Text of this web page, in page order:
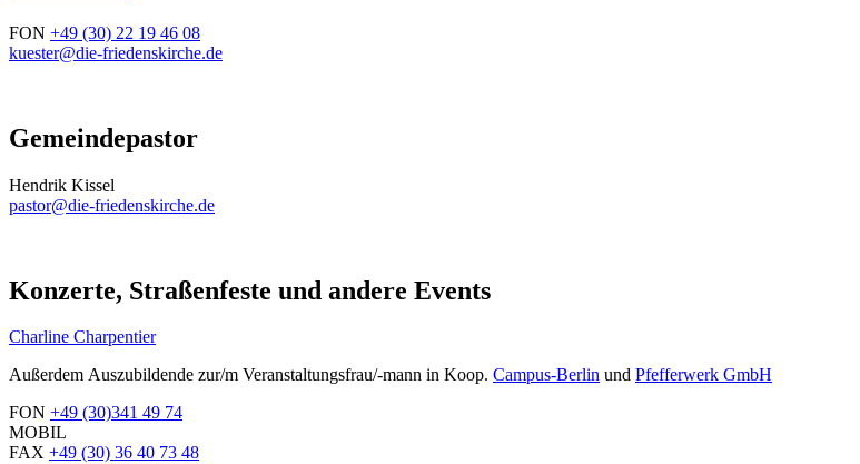
FON +49 (30) 22 19 46 08
kuester@die-friedenskirche.de
Gemeindepastor
Hendrik Kissel
pastor@die-friedenskirche.de
Konzerte, Straßenfeste und andere Events
Charline Charpentier
Außerdem Auszubildende zur/m Veranstaltungsfrau/-mann in Koop. Campus-Berlin und Pfefferwerk GmbH
FON +49 (30)341 49 74
MOBIL
FAX +49 (30) 36 40 73 48